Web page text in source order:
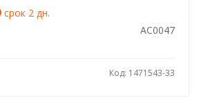
срок 2 дн.
AC0047
Код: 1471543-33